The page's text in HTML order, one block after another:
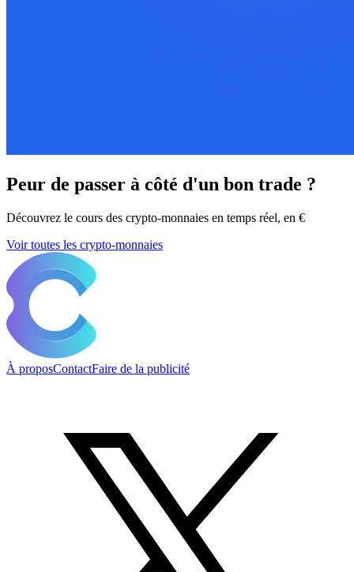
Peur de passer à côté d'un bon trade ?
Découvrez le cours des crypto-monnaies en temps réel, en €
Voir toutes les crypto-monnaies
À proposContactFaire de la publicité